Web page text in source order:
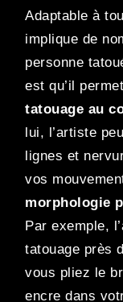
Adaptable à
implique de
personne
est qu’il permet
tatouage au
lui, l’artiste
lignes et
vos
morphologie
Par exemple,
tatouage près
vous pliez le
encre dans